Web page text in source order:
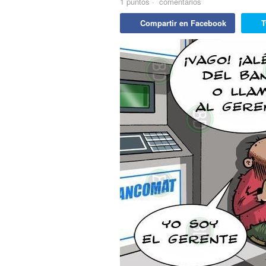
Compartir en Facebook